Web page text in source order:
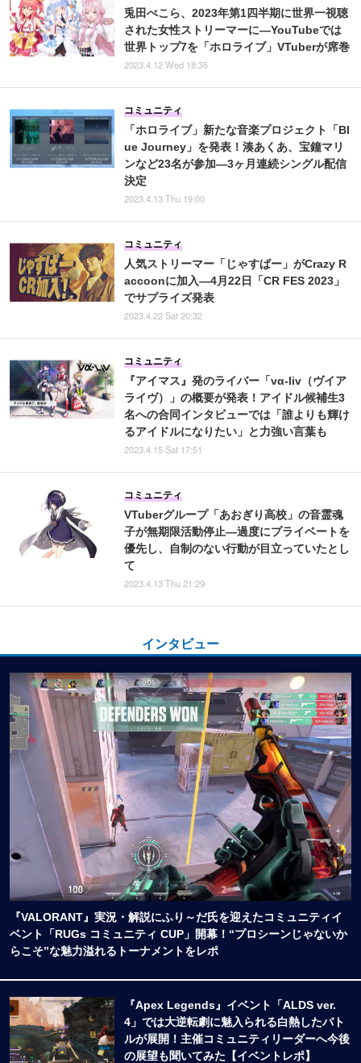
兎田ぺこら、2023年第1四半期に世界一視聴
された女性ストリーマーに―YouTubeでは
世界トップ7を「ホロライブ」VTuberが席巻
2023.4.12 Wed 18:35
「ホロライブ」新たな音楽プロジェクト「Bl
ue Journey」を発表！湊あくあ、宝鐘マリ
ンなど23名が参加―3ヶ月連続シングル配信
決定
コミュニティ
2023.4.13 Thu 19:00
人気ストリーマー「じゃすぱー」がCrazy R
accoonに加入―4月22日「CR FES 2023」
でサプライズ発表
コミュニティ
2023.4.22 Sat 20:32
『アイマス』発のライバー「vα-liv（ヴイア
ライヴ）」の概要が発表！アイドル候補生3
名への合同インタビューでは「誰よりも輝け
るアイドルになりたい」と力強い言葉も
コミュニティ
2023.4.15 Sat 17:51
VTuberグループ「あおぎり高校」の音霊魂
子が無期限活動停止―過度にプライベートを
優先し、自制のない行動が目立っていたとし
て
コミュニティ
2023.4.13 Thu 21:29
インタビュー
『VALORANT』実況・解説にふり～だ氏を迎えたコミュニティイ
ベント「RUGs コミュニティ CUP」開幕！“プロシーンじゃないか
らこそ”な魅力溢れるトーナメントをレポ
『Apex Legends』イベント「ALDS ver.
4」では大逆転劇に魅入られる白熱したバト
ルが展開！主催コミュニティリーダーへ今後
の展望も聞いてみた【イベントレポ】